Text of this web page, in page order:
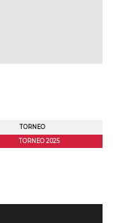
TORNEO
TORNEO 2025